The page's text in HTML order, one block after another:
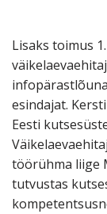
Lisaks toimus
esindajat.
Eesti
töörühma liige
tutvustas